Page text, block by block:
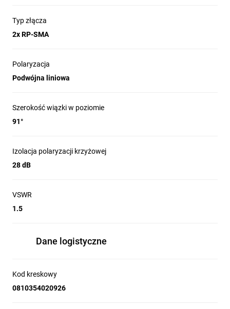
cechują się niezwykłą wytrzymałością, co
przekłada się na długotrwałe zadowolenie
wbudowany uchwyt do montażu, co
oznacza, że instalacja jest prosta i nie
wymaga specjalistycznych narzędzi.
aby połączyć radio Rocket z anteną
sektorową airMAX.
Typ złącza
2x RP-SMA
Polaryzacja
Podwójna liniowa
Szerokość wiązki w poziomie
91°
Izolacja polaryzacji krzyżowej
28 dB
VSWR
1.5
Dane logistyczne
Kod kreskowy
0810354020926